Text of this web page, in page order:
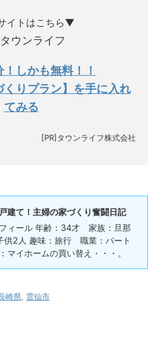
イトはこちら▼
ウンライフ
しかも無料！！
くりプラン】を手に入れ
てみる
[PR]タウンライフ株式会社
建て！主婦の家づくり奮闘日記
ィール 年齢：34才 家族：旦那
供2人 趣味：旅行 職業：パート
マイホームの買い替え・・・。
崎県
雲仙市